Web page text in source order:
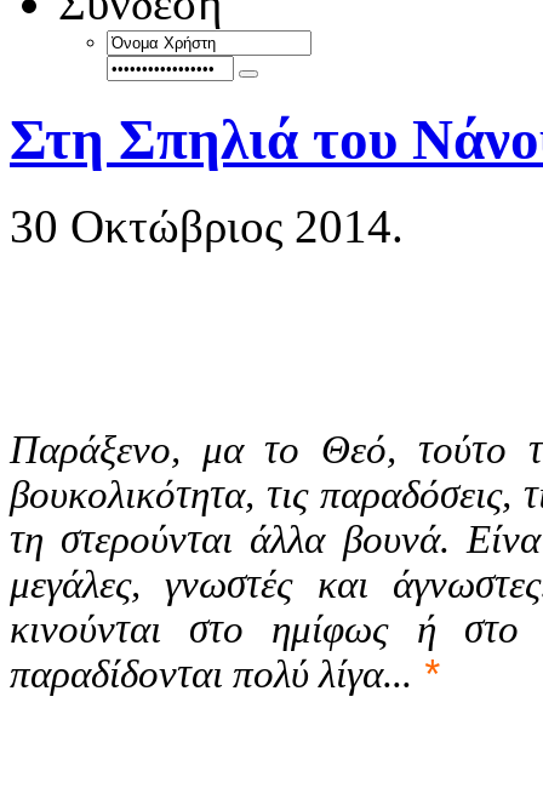
Στη Σπηλιά του
30 Οκτώβριος 2014.
Παράξενο, μα το Θεό, τούτο
βουκολικότητα, τις
τη στερούνται άλλα βουνά.
μεγάλες, γνωστές και
κινούνται στο ημίφως ή στο
παραδίδονται πολύ λίγα... *